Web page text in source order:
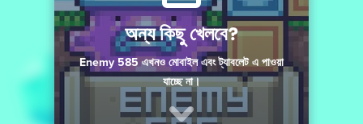
অন্য কিছু খেলবে?
Enemy 585 এখনও মোবাইল এবং ট্যাবলেট এ পাওয়া
যাচ্ছে না।